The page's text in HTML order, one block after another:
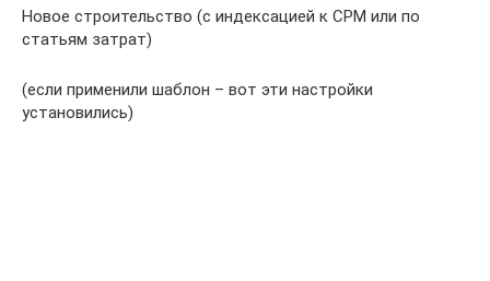
Новое строительство (с индексацией к СРМ или по
статьям затрат)
(если применили шаблон – вот эти настройки
установились)